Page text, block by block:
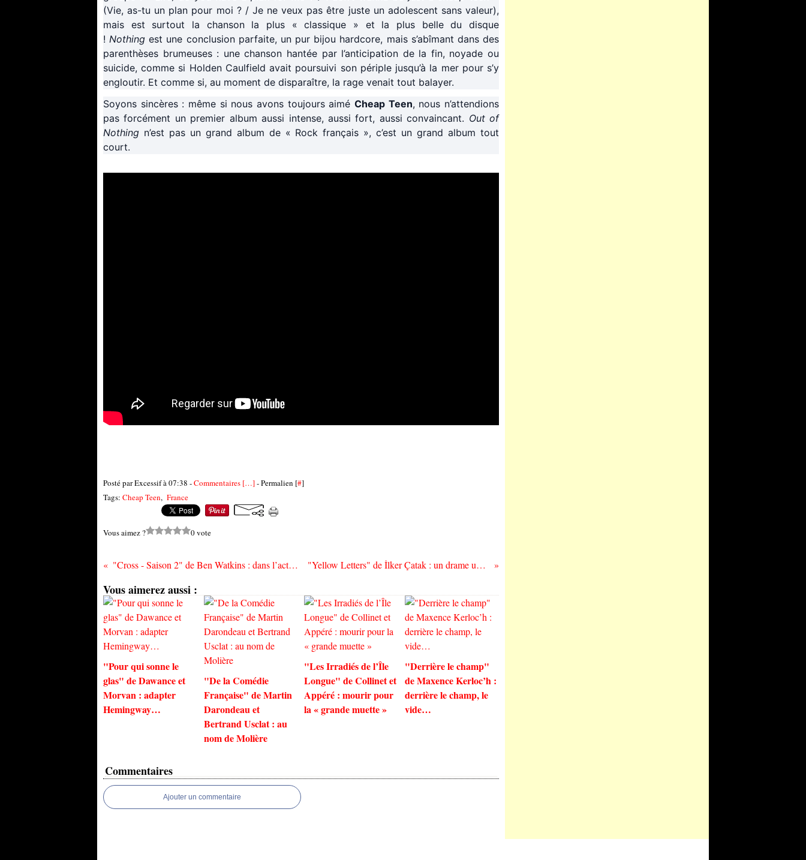
(Vie, as-tu un plan pour moi ? / Je ne veux pas être juste un adolescent sans valeur),
mais est surtout la chanson la plus « classique » et la plus belle du disque
! Nothing est une conclusion parfaite, un pur bijou hardcore, mais s’abîmant dans des
parenthèses brumeuses : une chanson hantée par l’anticipation de la fin, noyade ou
suicide, comme si Holden Caulfield avait poursuivi son périple jusqu’à la mer pour s’y
engloutir. Et comme si, au moment de disparaître, la rage venait tout balayer.
Soyons sincères : même si nous avons toujours aimé Cheap Teen, nous n’attendions
pas forcément un premier album aussi intense, aussi fort, aussi convaincant. Out of
Nothing n’est pas un grand album de « Rock français », c’est un grand album tout
court.
Posté par Excessif à 07:38 -Commentaires […]- Permalien [#]
Tags: Cheap Teen, France
Vous aimez ? 0 vote
"Cross - Saison 2" de Ben Watkins : dans l’actualité ! "Yellow Letters" de İlker Çatak : un drame universel
Vous aimerez aussi :
"Pour qui sonne le
glas" de Dawance et
Morvan : adapter
Hemingway…
"De la Comédie
Française" de Martin
Darondeau et
Bertrand Usclat : au
nom de Molière
"Les Irradiés de l’Île
Longue" de Collinet et
Appéré : mourir pour
la « grande muette »
"Derrière le champ"
de Maxence Kerloc’h :
derrière le champ, le
vide…
Commentaires
Ajouter un commentaire